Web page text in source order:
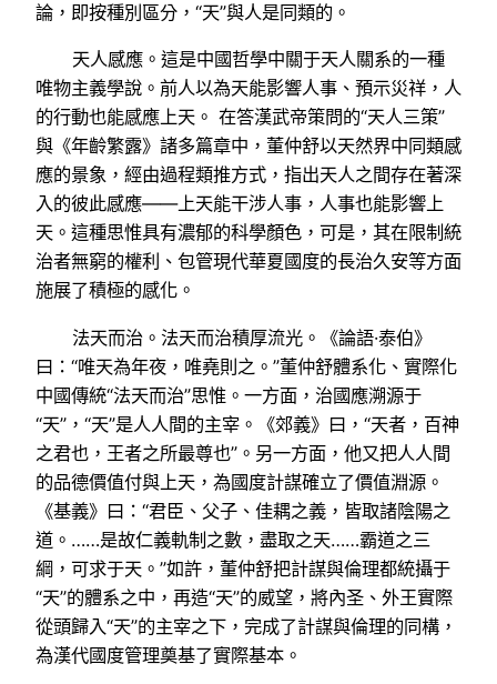
論，即按種別區分，“天”與人是同類的。
天人感應。這是中國哲學中關于天人關系的一種
唯物主義學說。前人以為天能影響人事、預示災祥，人
的行動也能感應上天。 在答漢武帝策問的“天人三策”
與《年齡繁露》諸多篇章中，董仲舒以天然界中同類感
應的景象，經由過程類推方式，指出天人之間存在著深
入的彼此感應——上天能干涉人事，人事也能影響上
天。這種思惟具有濃郁的科學顏色，可是，其在限制統
治者無窮的權利、包管現代華夏國度的長治久安等方面
施展了積極的感化。
法天而治。法天而治積厚流光。《論語·泰伯》
曰：“唯天為年夜，唯堯則之。”董仲舒體系化、實際化
中國傳統“法天而治”思惟。一方面，治國應溯源于
“天”，“天”是人人間的主宰。《郊義》曰，“天者，百神
之君也，王者之所最尊也”。另一方面，他又把人人間
的品德價值付與上天，為國度計謀確立了價值淵源。
《基義》曰：“君臣、父子、佳耦之義，皆取諸陰陽之
道。……是故仁義軌制之數，盡取之天……霸道之三
綱，可求于天。”如許，董仲舒把計謀與倫理都統攝于
“天”的體系之中，再造“天”的威望，將內圣、外王實際
從頭歸入“天”的主宰之下，完成了計謀與倫理的同構，
為漢代國度管理奠基了實際基本。